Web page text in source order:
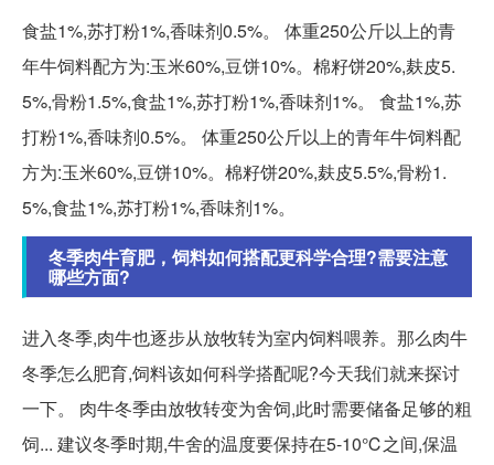
食盐1%,苏打粉1%,香味剂0.5%。 体重250公斤以上的青
年牛饲料配方为:玉米60%,豆饼10%。棉籽饼20%,麸皮5.
5%,骨粉1.5%,食盐1%,苏打粉1%,香味剂1%。 食盐1%,苏
打粉1%,香味剂0.5%。 体重250公斤以上的青年牛饲料配
方为:玉米60%,豆饼10%。棉籽饼20%,麸皮5.5%,骨粉1.
5%,食盐1%,苏打粉1%,香味剂1%。
冬季肉牛育肥，饲料如何搭配更科学合理?需要注意
哪些方面?
进入冬季,肉牛也逐步从放牧转为室内饲料喂养。那么肉牛
冬季怎么肥育,饲料该如何科学搭配呢?今天我们就来探讨
一下。 肉牛冬季由放牧转变为舍饲,此时需要储备足够的粗
饲... 建议冬季时期,牛舍的温度要保持在5-10℃之间,保温